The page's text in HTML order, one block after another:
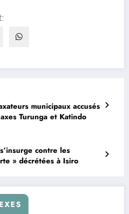
municipaux accusés
Turunga et Katindo
contre les
» décrétées à Isiro